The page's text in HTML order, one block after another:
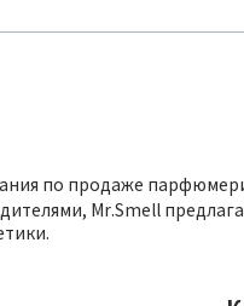
по продаже
Mr.Smell